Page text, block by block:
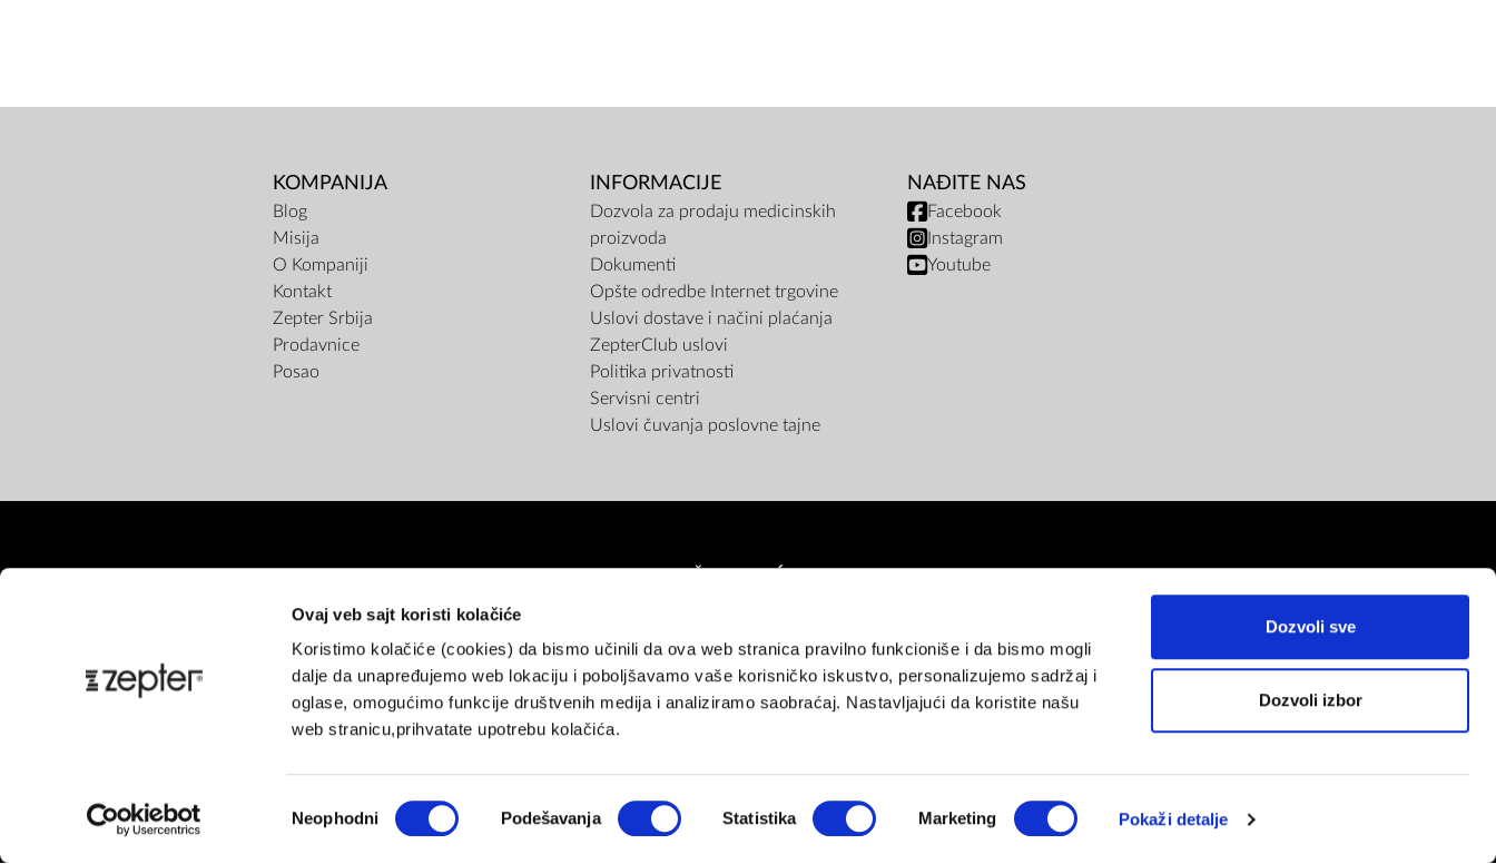
Ovaj veb sajt koristi kolačiće
Koristimo kolačiće (cookies) da bismo učinili da ova web stranica pravilno funkcioniše i da bismo mogli
dalje da unapređujemo web lokaciju i poboljšavamo vaše korisničko iskustvo, personalizujemo sadržaj i
oglase, omogućimo funkcije društvenih medija i analiziramo saobraćaj. Nastavljajući da koristite našu
web stranicu,prihvatate upotrebu kolačića.
сагласности
Neophodni Podešavanja Statistika Marketing Pokaži detalje
Dozvoli sve
Dozvoli izbor
KOMPANIJA
Blog
Misija
O Kompaniji
Kontakt
Zepter Srbija
Prodavnice
Posao
INFORMACIJE
Dozvola za prodaju medicinskih
proizvoda
Dokumenti
Opšte odredbe Internet trgovine
Uslovi dostave i načini plaćanja
ZepterClub uslovi
Politika privatnosti
Servisni centri
Uslovi čuvanja poslovne tajne
NAĐITE NAS
Facebook
Instagram
Youtube
Platne kartice (do 12 rata bez kamate)PouzećemGotovinaRate unapred